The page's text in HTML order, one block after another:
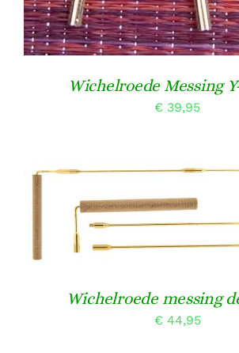
Wichelroede Messing
€ 39,95
TOEVOEGEN AAN
DETAILS
Wichelroede messing
€44,95